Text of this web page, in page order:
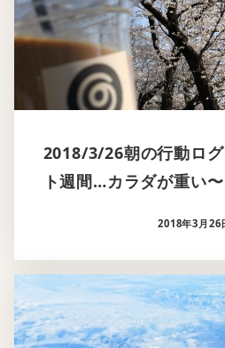
2018/3/26朝の行動ロ
ト週間…カラダが重い〜
2018年3月26